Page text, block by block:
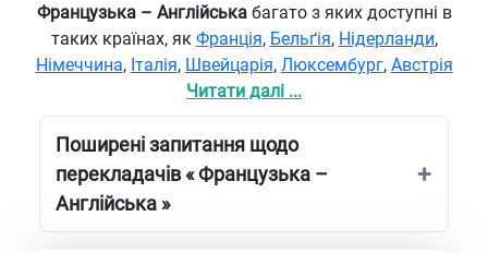
Французька – Англійська багато з яких доступні в
таких країнах, як Франція, Бельґія, Нідерланди,
Німеччина, Італія, Швейцарія, Люксембург, Австрія
Читати далі ...
Поширені запитання щодо
перекладачів « Французька –
Англійська »